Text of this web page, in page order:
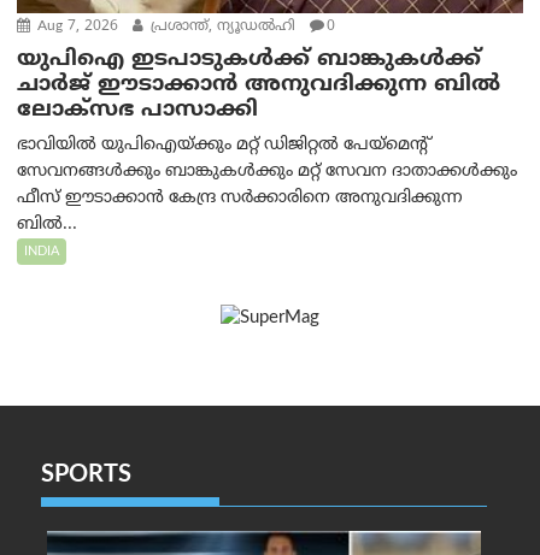
Aug 7, 2026 പ്രശാന്ത്, ന്യൂഡല്‍ഹി 0
യുപിഐ ഇടപാടുകൾക്ക് ബാങ്കുകൾക്ക്
ചാർജ് ഈടാക്കാൻ അനുവദിക്കുന്ന ബിൽ
ലോക്‌സഭ പാസാക്കി
ഭാവിയിൽ യുപിഐയ്ക്കും മറ്റ് ഡിജിറ്റൽ പേയ്‌മെന്റ്
സേവനങ്ങൾക്കും ബാങ്കുകൾക്കും മറ്റ് സേവന ദാതാക്കൾക്കും
ഫീസ് ഈടാക്കാൻ കേന്ദ്ര സർക്കാരിനെ അനുവദിക്കുന്ന
ബിൽ...
INDIA
SPORTS